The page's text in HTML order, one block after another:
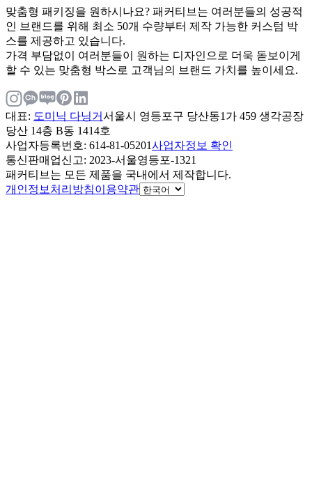
맞춤형 패키징을 원하시나요? 패커티브는 여러분들의 성공적
인 브랜드를 위해 최소 50개 수량부터 제작 가능한 커스텀 박
스를 제공하고 있습니다.
가격 부담없이 여러분들이 원하는 디자인으로 더욱 돋보이게
할 수 있는 맞춤형 박스로 고객님의 브랜드 가치를 높이세요.
대표: 도미닉 다닝거서울시 영등포구 당산동1가 459 생각공장
당산 14층 B동 1414호
사업자등록번호: 614-81-05201사업자정보 확인
통신판매업신고: 2023-서울영등포-1321
패커티브는 모든 제품을 국내에서 제작합니다.
개인정보처리방침이용약관